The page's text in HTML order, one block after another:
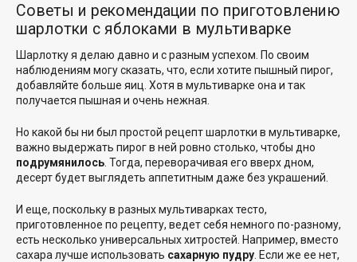
Советы и рекомендации по приготовлению
шарлотки с яблоками в мультиварке
Шарлотку я делаю давно и с разным успехом. По своим
наблюдениям могу сказать, что, если хотите пышный пирог,
добавляйте больше яиц. Хотя в мультиварке она и так
получается пышная и очень нежная.
Но какой бы ни был простой рецепт шарлотки в мультиварке,
важно выдержать пирог в ней ровно столько, чтобы дно
подрумянилось . Тогда, переворачивая его вверх дном,
десерт будет выглядеть аппетитным даже без украшений.
И еще, поскольку в разных мультиварках тесто,
приготовленное по рецепту, ведет себя немного по-разному,
есть несколько универсальных хитростей. Например, вместо
сахара лучше использовать сахарную пудру . Если же ее нет,